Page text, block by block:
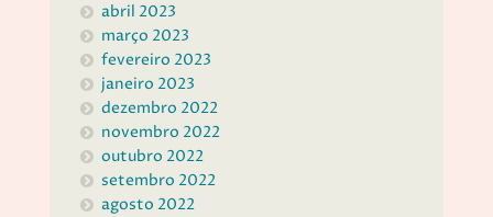
abril 2023
março 2023
fevereiro 2023
janeiro 2023
dezembro 2022
novembro 2022
outubro 2022
setembro 2022
agosto 2022